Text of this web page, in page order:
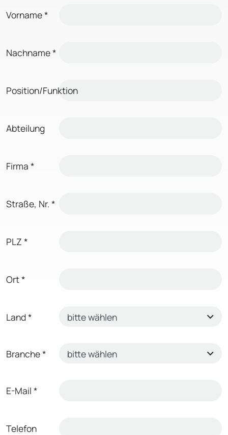
Vorname*
Nachname*
Position/Funktion
Abteilung
Firma *
Straße, Nr. *
PLZ *
Ort*
Land*
Branche*
E-Mail *
Telefon